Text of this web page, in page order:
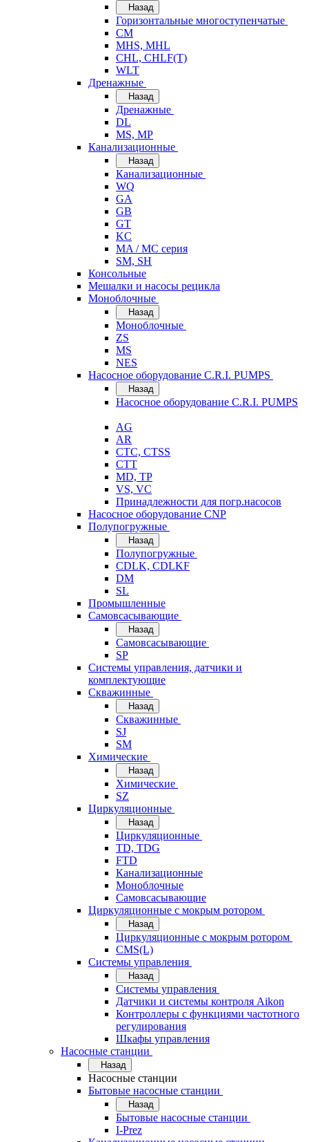
Назад
Горизонтальные многоступенчатые
CM
MHS, MHL
CHL, CHLF(T)
WLT
Дренажные
Назад
Дренажные
DL
MS, MP
Канализационные
Назад
Канализационные
WQ
GA
GB
GT
KC
MA / MC серия
SM, SH
Консольные
Мешалки и насосы рецикла
Моноблочные
Назад
Моноблочные
ZS
MS
NES
Насосное оборудование C.R.I. PUMPS
Назад
Насосное оборудование C.R.I. PUMPS
AG
AR
CTC, CTSS
CTT
MD, TP
VS, VC
Принадлежности для погр.насосов
Насосное оборудование CNP
Полупогружные
Назад
Полупогружные
CDLK, CDLKF
DM
SL
Промышленные
Самовсасывающие
Назад
Самовсасывающие
SP
Системы управления, датчики и
комплектующие
Скважинные
Назад
Скважинные
SJ
SM
Химические
Назад
Химические
SZ
Циркуляционные
Назад
Циркуляционные
TD, TDG
FTD
Канализационные
Моноблочные
Самовсасывающие
Циркуляционные с мокрым ротором
Назад
Циркуляционные с мокрым ротором
CMS(L)
Системы управления
Назад
Системы управления
Датчики и системы контроля Aikon
Контроллеры с функциями частотного
регулирования
Шкафы управления
Насосные станции
Назад
Насосные станции
Бытовые насосные станции
Назад
Бытовые насосные станции
I-Prez